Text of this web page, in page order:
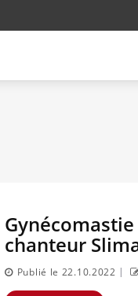
chanteur
Publié le 22.10.2022 |